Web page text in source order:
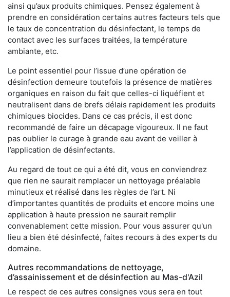
ainsi qu’aux produits chimiques. Pensez également à
prendre en considération certains autres facteurs tels que
le taux de concentration du désinfectant, le temps de
contact avec les surfaces traitées, la température
ambiante, etc.
Le point essentiel pour l’issue d’une opération de
désinfection demeure toutefois la présence de matières
organiques en raison du fait que celles-ci liquéfient et
neutralisent dans de brefs délais rapidement les produits
chimiques biocides. Dans ce cas précis, il est donc
recommandé de faire un décapage vigoureux. Il ne faut
pas oublier le curage à grande eau avant de veiller à
l’application de désinfectants.
Au regard de tout ce qui a été dit, vous en conviendrez
que rien ne saurait remplacer un nettoyage préalable
minutieux et réalisé dans les règles de l’art. Ni
d’importantes quantités de produits et encore moins une
application à haute pression ne saurait remplir
convenablement cette mission. Pour vous assurer qu'un
lieu a bien été désinfecté, faites recours à des experts du
domaine.
Autres recommandations de nettoyage,
d’assainissement et de désinfection au Mas-d'Azil
Le respect de ces autres consignes vous sera en tout